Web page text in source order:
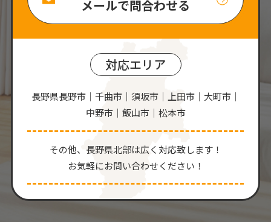
メールで問合わせる
対応エリア
長野県長野市｜千曲市｜須坂市｜上田市｜大町市｜
中野市｜飯山市｜松本市
その他、⻑野県北部は広く対応致します！
お気軽にお問い合わせください！